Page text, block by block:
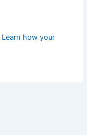
Learn how your